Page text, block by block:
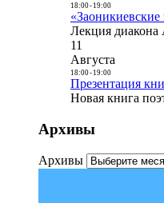
18:00- 19:00
«Заоникиевские
Лекция диакона
11
Августа
18:00- 19:00
Презентация
Новая книга
Архивы
Архивы